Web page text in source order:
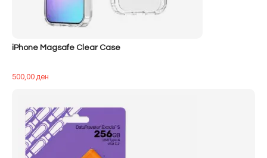
iPhone Magsafe Clear Case
500,00ден